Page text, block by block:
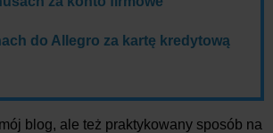
do Allegro za kartę kredytową
blog, ale też praktykowany sposób na